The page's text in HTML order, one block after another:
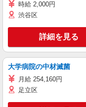
時給 2,000円
渋谷区
詳細を見る
大学病院の中材滅菌
月給 254,160円
足立区